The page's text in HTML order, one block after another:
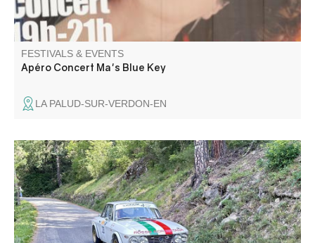
FESTIVALS & EVENTS
Apéro Concert Ma's Blue Key
LA PALUD-SUR-VERDON-EN
The Montée Historique is open to classic racing cars, as
well as prestigious, rare and exceptional vehicles. It takes
place in the twists and turns of the mythical Col des
Champs, overlooking the walled city.